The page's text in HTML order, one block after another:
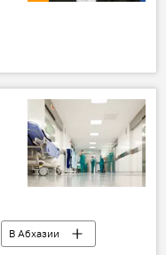
В Абхазии